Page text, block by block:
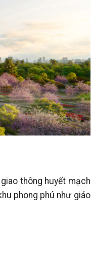
thông huyết mạch
phong phú như giáo